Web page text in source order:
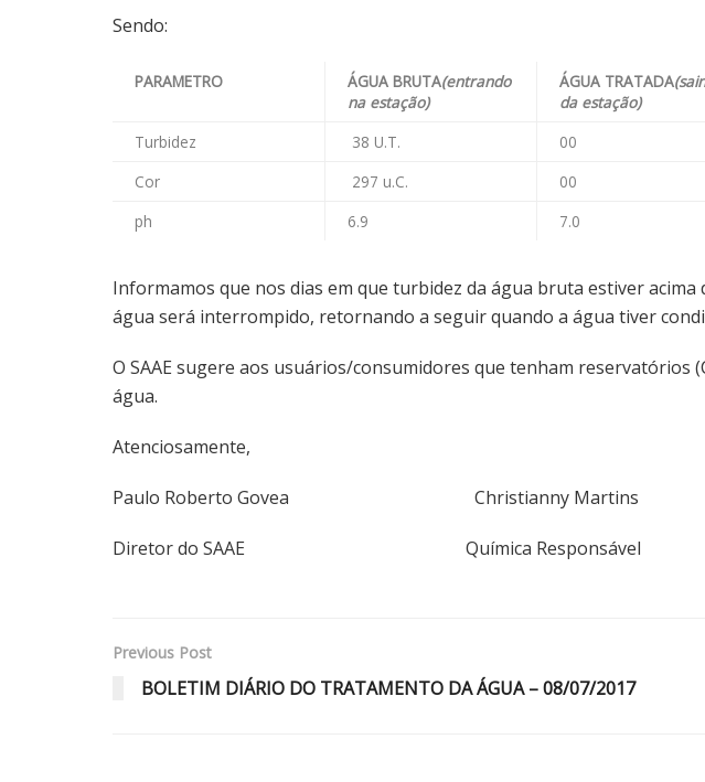
Sendo:
PARAMETRO ÁGUA BRUTA(entrando
na estação)
ÁGUA TRATADA
da estação)
Turbidez
38 U.T.
00
Cor
297 u.C.
00
ph
6.9 7.0
Informamos que nos dias em que turbidez da água bruta estiver
água será interrompido, retornando a seguir quando a água tiver
O SAAE sugere aos usuários/consumidores que tenham reservatórios
água.
Atenciosamente,
Paulo Roberto Govea Christianny Martins
Diretor do SAAE Química Responsável
Previous Post
BOLETIM DIÁRIO DO TRATAMENTO DA ÁGUA – 08/07/2017